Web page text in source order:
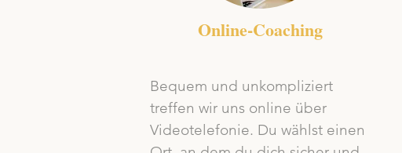
Online-Coaching
Bequem und unkompliziert
treffen wir uns online über
Videotelefonie. Du wählst einen